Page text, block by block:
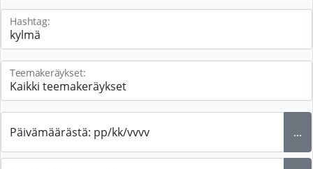
Hashtag:
Teemakeräykset:
Päivämäärästä: pp/kk/vvvv ...